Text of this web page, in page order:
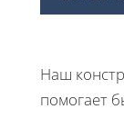
Наш
помогает